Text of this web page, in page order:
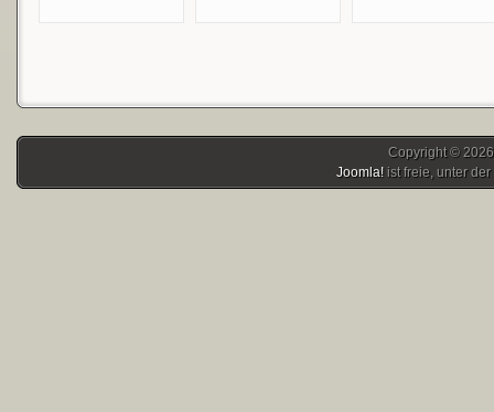
Copyright ©
Joomla! ist freie, unter der